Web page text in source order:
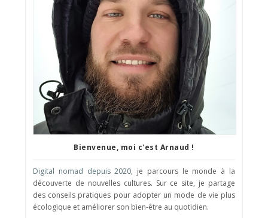
Bienvenue, moi c'est Arnaud !
Digital nomad depuis 2020, je parcours le monde à la
découverte de nouvelles cultures. Sur ce site, je partage
des conseils pratiques pour adopter un mode de vie plus
écologique et améliorer son bien-être au quotidien.